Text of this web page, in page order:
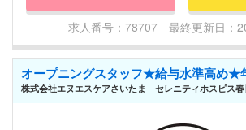
求人番号：78707 最終更新日：
オープニングスタッフ★給与水準高め★
株式会社エヌエスケアさいたま セレニティホスピス春